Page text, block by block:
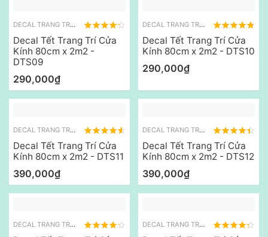
DECAL TRANG TRÍ TẾT
Decal Tết Trang Trí Cửa
Kính 80cm x 2m2 -
DTS09
290,000₫
DECAL TRANG TRÍ TẾT
Decal Tết Trang Trí Cửa
Kính 80cm x 2m2 - DTS10
290,000₫
DECAL TRANG TRÍ TẾT
Decal Tết Trang Trí Cửa
Kính 80cm x 2m2 - DTS11
390,000₫
DECAL TRANG TRÍ TẾT
Decal Tết Trang Trí Cửa
Kính 80cm x 2m2 - DTS12
390,000₫
DECAL TRANG TRÍ TẾT DECAL TRANG TRÍ TẾT